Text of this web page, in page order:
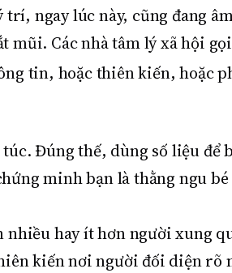
trí, ngay lúc này, cũng đang
mũi. Các nhà tâm lý xã hội
tin, hoặc thiên kiến, hoặc
Đúng thế, dùng số liệu
minh bạn là thằng ngu
hay ít hơn người xung
kiến nơi người đối diện